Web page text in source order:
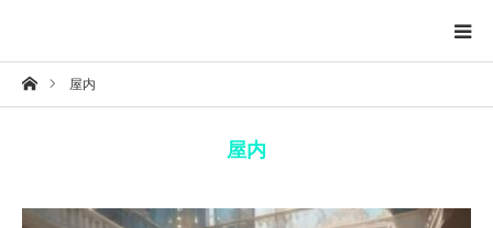
ホーム屋内
屋内
トップページ
背景